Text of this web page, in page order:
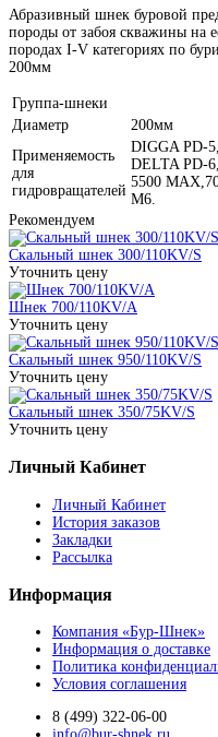
Абразивный шнек буровой
породы от забоя скважины на
породах I-V категориях по
200мм
Группа-шнеки
Диаметр
200мм
Применяемость
для
гидровращателей
DIGGA PD-
DELTA PD-
5500
M6.
Рекомендуем
Скальный шнек 300/110KV/S
Уточнить цену
Шнек 700/110KV/A
Уточнить цену
Скальный шнек 950/110KV/S
Уточнить цену
Скальный шнек 350/75KV/S
Уточнить цену
Личный Кабинет
Личный Кабинет
История заказов
Закладки
Рассылка
Информация
Компания «Бур-Шнек»
Информация о доставке
Политика
Условия соглашения
8 (499) 322-06-00